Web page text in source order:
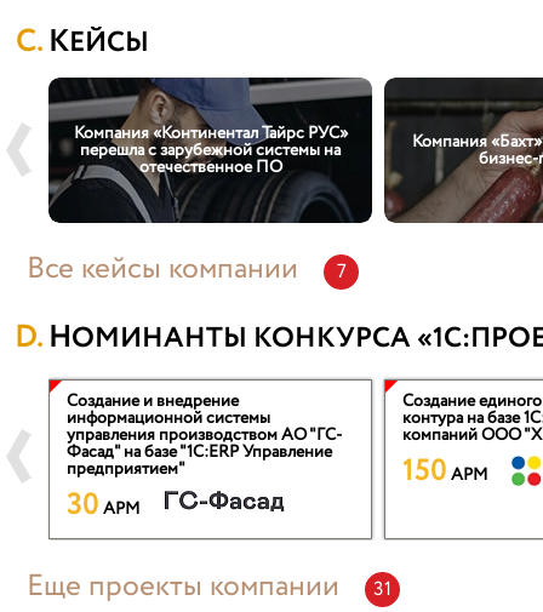
КЕЙСЫ
Компания «Континентал Тайрс РУС»
перешла с зарубежной системы на
отечественное ПО
Компания
Все кейсы компании 7
НОМИНАНТЫ КОНКУРСА
Создание и внедрение
информационной системы
управления производством АО "ГС-
Фасад" на базе "1С:ERP Управление
предприятием"
30 APM
Создание
контура на базе
компаний ООО
150 APM
Еще проекты компании 31